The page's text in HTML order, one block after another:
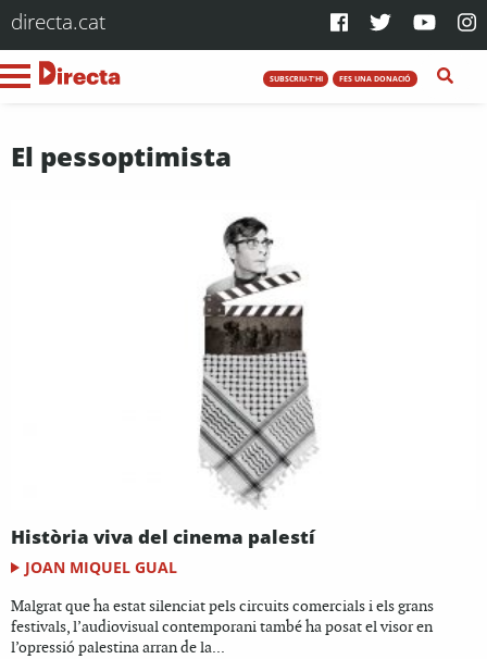
directa.cat
SUBSCRIU-T'HI FES UNA DONACIÓ
El pessoptimista
Història viva del cinema palestí
JOAN MIQUEL GUAL
Malgrat que ha estat silenciat pels circuits comercials i els grans
festivals, l’audiovisual contemporani també ha posat el visor en
l’opressió palestina arran de la...